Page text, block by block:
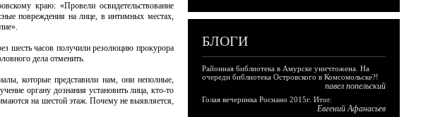
краю: «Провели освидетельствование
повреждения на лице, в интимных местах,
шесть часов получили резолюцию прокурора
дела отменить.
которые представили нам, они неполные,
органу дознания установить лица, кто-то
на шестой этаж. Почему не выявляется,
БЛОГИ
Районная библиотека в Амурске уничтожена. На
очереди библиотека Островского в Комсомольске?!
павел попельский
Голая вечеринка Роснано 2015г. Итог.
Евгений Афанасьев